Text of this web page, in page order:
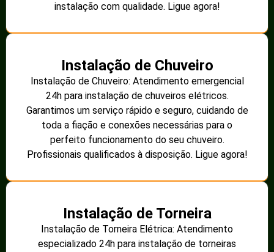
instalação com qualidade. Ligue agora!
Instalação de Chuveiro
Instalação de Chuveiro: Atendimento emergencial
24h para instalação de chuveiros elétricos.
Garantimos um serviço rápido e seguro, cuidando de
toda a fiação e conexões necessárias para o
perfeito funcionamento do seu chuveiro.
Profissionais qualificados à disposição. Ligue agora!
Instalação de Torneira
Instalação de Torneira Elétrica: Atendimento
especializado 24h para instalação de torneiras